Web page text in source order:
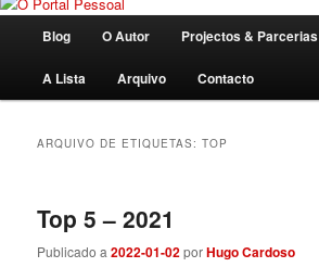
Blog O Autor Projectos & Parcerias
A Lista Arquivo Contacto
ARQUIVO DE ETIQUETAS:TOP
Top 5 – 2021
Publicado a2022-01-02porHugo Cardoso